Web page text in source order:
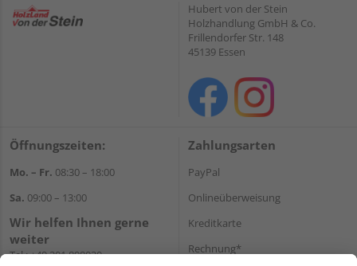
Hubert von der Stein
Holzhandlung GmbH & Co.
Frillendorfer Str. 148
45139 Essen
Öffnungszeiten:
Mo. – Fr. 08:30 – 18:00
Sa. 09:00 – 13:00
Wir helfen Ihnen gerne
weiter
Tel.:+49 201 898020
Zahlungsarten
PayPal
Onlineüberweisung
Kreditkarte
Rechnung*